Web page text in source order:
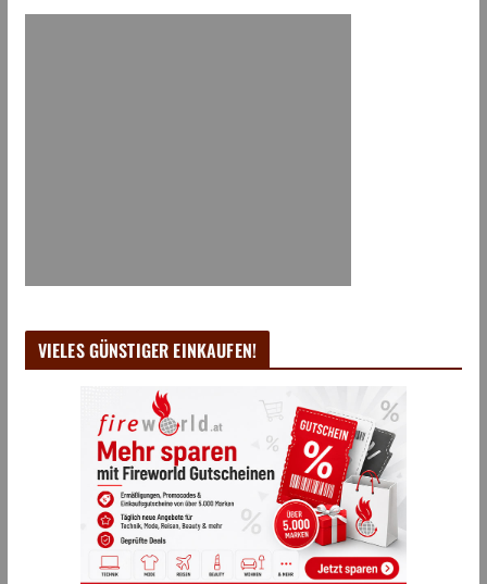
VIELES GÜNSTIGER EINKAUFEN!